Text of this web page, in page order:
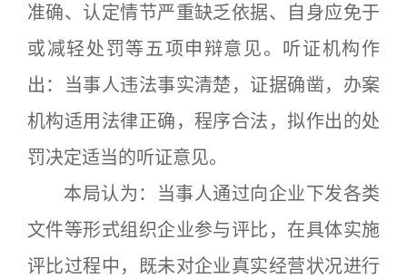
准确、认定情节严重缺乏依据、自身应免于
或减轻处罚等五项申辩意见。听证机构作
出：当事人违法事实清楚，证据确凿，办案
机构适用法律正确，程序合法，拟作出的处
罚决定适当的听证意见。
本局认为：当事人通过向企业下发各类
文件等形式组织企业参与评比，在具体实施
评比过程中，既未对企业真实经营状况进行